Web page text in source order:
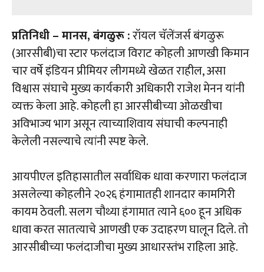
प्रतिनिधी – मानस, बंगळुरू :रॉयल चॅलेंजर्स बंगळुरू
(आरसीबी)चा स्टार फलंदाज विराट कोहली आणखी किमान
चार वर्षे इंडियन प्रीमियर लीगमध्ये खेळत राहील, असा
विश्वास संघाचे मुख्य कार्यकारी अधिकारी राजेश मेनन यांनी
व्यक्त केला आहे. कोहली हा आरसीबीच्या ओळखीचा
अविभाज्य भाग असून त्याच्याशिवाय संघाची कल्पनाही
केलेली नसल्याचे त्यांनी स्पष्ट केले.
आयपीएल इतिहासातील सर्वाधिक धावा करणारा फलंदाज
असलेल्या कोहलीने २०२६ हंगामातही शानदार कामगिरी
कायम ठेवली. सलग चौथ्या हंगामात त्याने ६०० हून अधिक
धावा करत सातत्याचे आणखी एक उदाहरण घालून दिले. तो
आरसीबीच्या फलंदाजीचा मुख्य आधारस्तंभ राहिला आहे.